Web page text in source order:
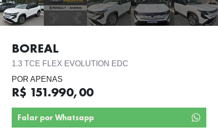
BOREAL
1.3 TCE FLEX EVOLUTION EDC
POR APENAS
R$ 151.990,00
Falar por Whatsapp